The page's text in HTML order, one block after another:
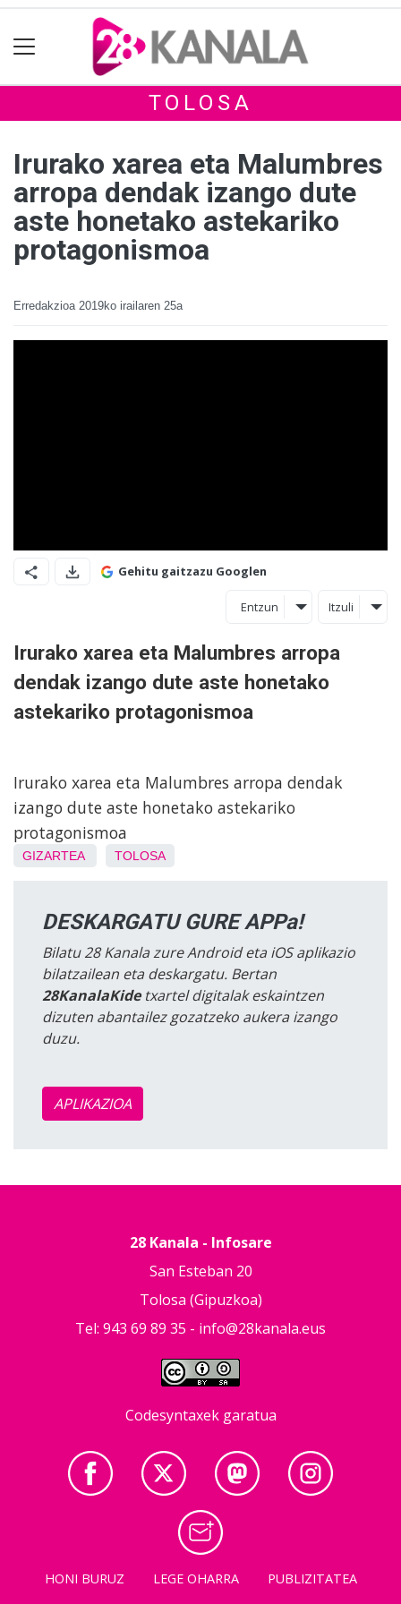
TOLOSA
Irurako xarea eta Malumbres
arropa dendak izango dute
aste honetako astekariko
protagonismoa
Erredakzioa 2019ko irailaren 25a
Gehitu gaitzazu Googlen
Entzun Itzuli
Irurako xarea eta Malumbres arropa
dendak izango dute aste honetako
astekariko protagonismoa
Irurako xarea eta Malumbres arropa dendak
izango dute aste honetako astekariko
protagonismoa
GIZARTEA TOLOSA
DESKARGATU GURE APPa!
Bilatu 28 Kanala zure Android eta iOS aplikazio
bilatzailean eta deskargatu. Bertan
28KanalaKidetxartel digitalak eskaintzen
dizuten abantailez gozatzeko aukera izango
duzu.
APLIKAZIOA
28 Kanala - Infosare
San Esteban 20
Tolosa (Gipuzkoa)
Tel: 943 69 89 35 - info@28kanala.eus
Codesyntaxek garatua
HONI BURUZ LEGE OHARRA PUBLIZITATEA